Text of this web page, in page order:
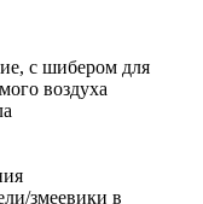
с шибером для
воздуха
змеевики в